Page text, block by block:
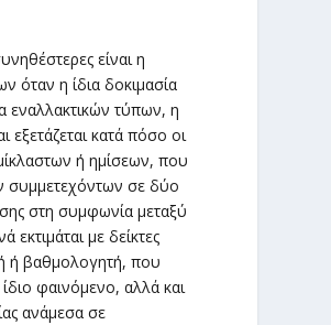
είναι η
όταν η ίδια δοκιμασία
εναλλακτικών τύπων, η
κατά πόσο οι
ή ημίσεων, που
συμμετεχόντων σε δύο
στη συμφωνία μεταξύ
με δείκτες
ή βαθμολογητή, που
φαινόμενο, αλλά και
ανάμεσα σε